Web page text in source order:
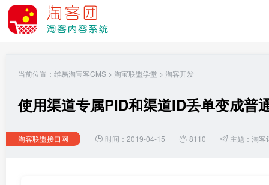
当前位置： 维易淘宝客CMS > 淘宝联盟学堂 > 淘客开发
使用渠道专属PID和渠道ID丢单变成普
淘客联盟接口网 时间：2019-04-15 8110 主题： 淘客